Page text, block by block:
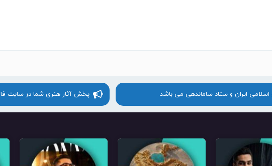
ایران و ستاد ساماندهی می باشد پخش آثار هنری شما در سایت